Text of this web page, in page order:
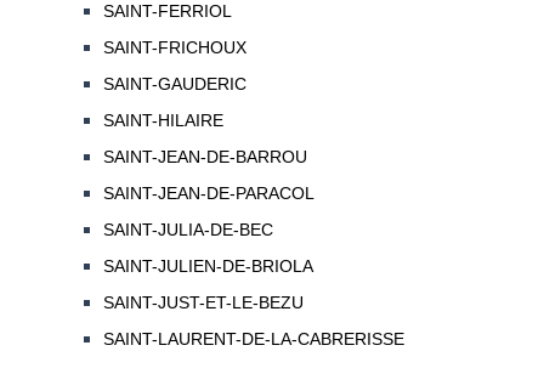
SAINT-FERRIOL
SAINT-FRICHOUX
SAINT-GAUDERIC
SAINT-HILAIRE
SAINT-JEAN-DE-BARROU
SAINT-JEAN-DE-PARACOL
SAINT-JULIA-DE-BEC
SAINT-JULIEN-DE-BRIOLA
SAINT-JUST-ET-LE-BEZU
SAINT-LAURENT-DE-LA-CABRERISSE